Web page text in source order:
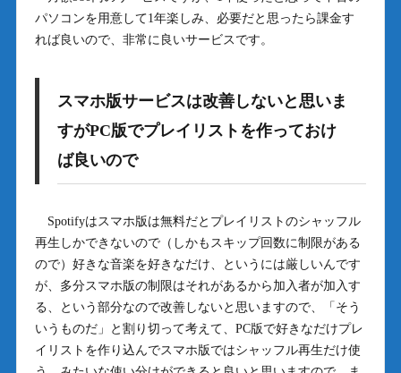
パソコンを用意して1年楽しみ、必要だと思ったら課金す
れば良いので、非常に良いサービスです。
スマホ版サービスは改善しないと思いま
すがPC版でプレイリストを作っておけ
ば良いので
Spotifyはスマホ版は無料だとプレイリストのシャッフル
再生しかできないので（しかもスキップ回数に制限がある
ので）好きな音楽を好きなだけ、というには厳しいんです
が、多分スマホ版の制限はそれがあるから加入者が加入す
る、という部分なので改善しないと思いますので、「そう
いうものだ」と割り切って考えて、PC版で好きなだけプレ
イリストを作り込んでスマホ版ではシャッフル再生だけ使